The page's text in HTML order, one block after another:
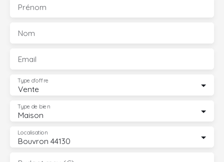
Prénom
Nom
Email
Vente
Type d'offre
Maison
Type de bien
Bouvron 44130
Localisation